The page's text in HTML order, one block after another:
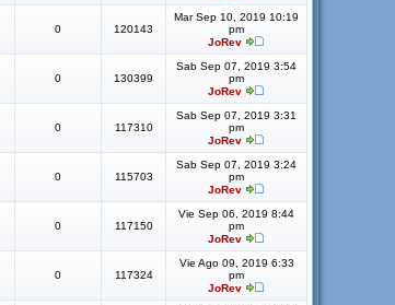
0 120143
Mar Sep 10, 2019 10:19
pm
JoRev
0 130399
Sab Sep 07, 2019 3:54
pm
JoRev
0 117310
Sab Sep 07, 2019 3:31
pm
JoRev
0 115703
Sab Sep 07, 2019 3:24
pm
JoRev
0 117150
Vie Sep 06, 2019 8:44
pm
JoRev
0 117324
Vie Ago 09, 2019 6:33
pm
JoRev